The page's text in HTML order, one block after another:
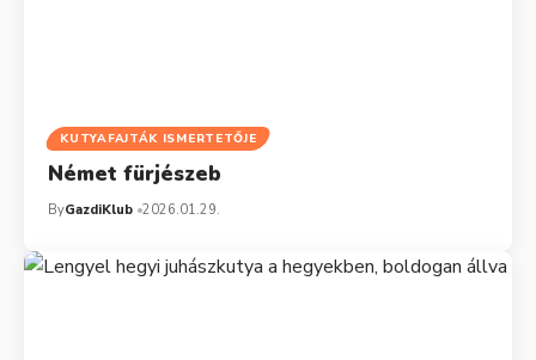
KUTYAFAJTÁK ISMERTETŐJE
Német fürjészeb
ByGazdiKlub 2026.01.29.